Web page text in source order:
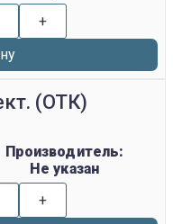
+
(ОТК)
Производитель:
Не указан
+